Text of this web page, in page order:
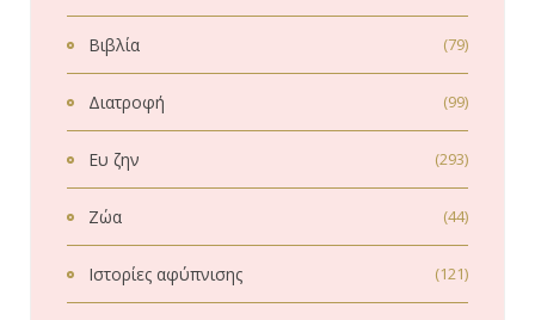
Βιβλία (79)
Διατροφή (99)
Ευ ζην (293)
Ζώα (44)
Ιστορίες αφύπνισης (121)